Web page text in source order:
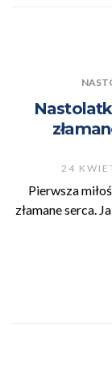
24
Pierwsza
złamane serca.